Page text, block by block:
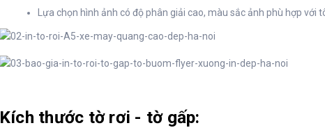
Lựa chọn hình ảnh có độ phân giải cao, màu sắc ảnh phù hợp với
Kích thước tờ rơi - tờ gấp: